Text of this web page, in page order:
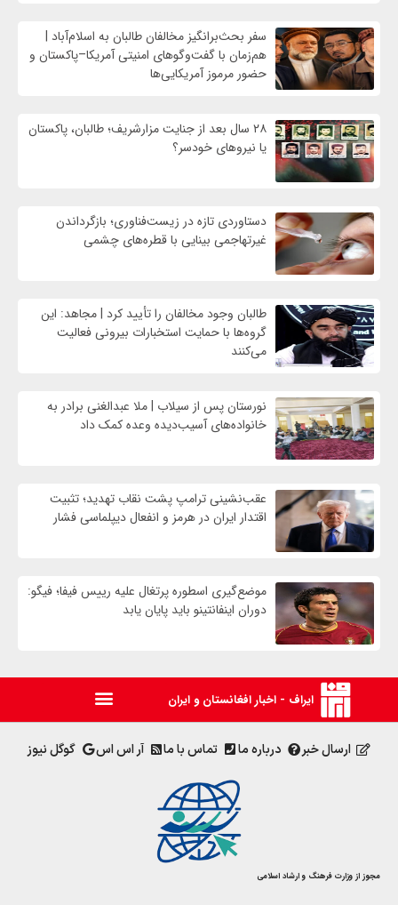
سفر بحث‌برانگیز مخالفان طالبان به اسلام‌آباد |
هم‌زمان با گفت‌وگوهای امنیتی آمریکا–پاکستان و
حضور مرموز آمریکایی‌ها
۲۸ سال بعد از جنایت مزارشریف؛ طالبان، پاکستان
یا نیروهای خودسر؟
دستاوردی تازه در زیست‌فناوری؛ بازگرداندن
غیرتهاجمی بینایی با قطره‌های چشمی
طالبان وجود مخالفان را تأیید کرد | مجاهد: این
گروه‌ها با حمایت استخبارات بیرونی فعالیت
می‌کنند
نورستان پس از سیلاب | ملا عبدالغنی برادر به
خانواده‌های آسیب‌دیده وعده کمک داد
عقب‌نشینی ترامپ پشت نقاب تهدید؛ تثبیت
اقتدار ایران در هرمز و انفعال دیپلماسی فشار
موضع‌گیری اسطوره پرتغال علیه رییس فیفا؛ فیگو:
دوران اینفانتینو باید پایان یابد
ایراف - اخبار افغانستان و ایران
ارسال خبر درباره ما تماس با ما آر اس اس گوگل نیوز
مجوز از وزارت فرهنگ و ارشاد اسلامی